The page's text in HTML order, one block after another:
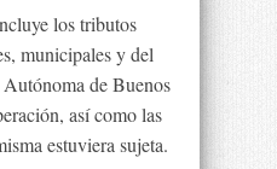
los tributos
municipales y del
de Buenos
así como las
estuviera sujeta.